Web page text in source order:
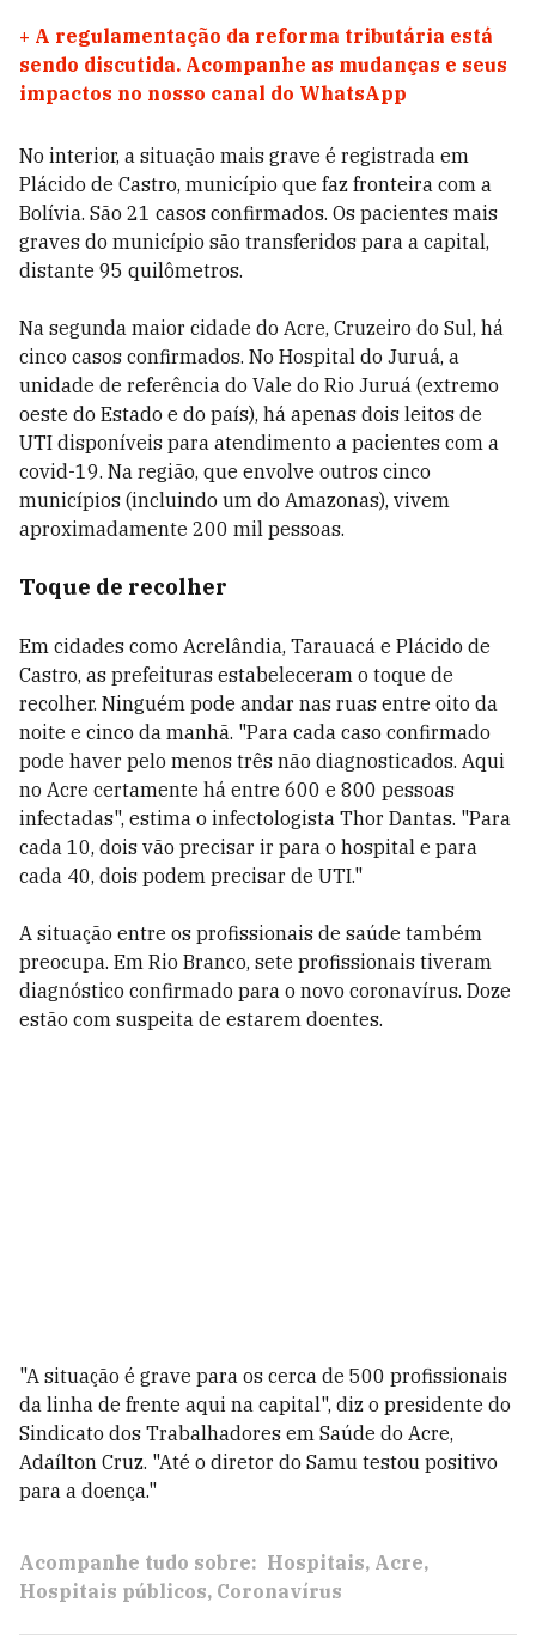
+ A regulamentação da reforma tributária está
sendo discutida. Acompanhe as mudanças e seus
impactos no nosso canal do WhatsApp
No interior, a situação mais grave é registrada em
Plácido de Castro, município que faz fronteira com a
Bolívia. São 21 casos confirmados. Os pacientes mais
graves do município são transferidos para a capital,
distante 95 quilômetros.
Na segunda maior cidade do Acre, Cruzeiro do Sul, há
cinco casos confirmados. No Hospital do Juruá, a
unidade de referência do Vale do Rio Juruá (extremo
oeste do Estado e do país), há apenas dois leitos de
UTI disponíveis para atendimento a pacientes com a
covid-19. Na região, que envolve outros cinco
municípios (incluindo um do Amazonas), vivem
aproximadamente 200 mil pessoas.
Toque de recolher
Em cidades como Acrelândia, Tarauacá e Plácido de
Castro, as prefeituras estabeleceram o toque de
recolher. Ninguém pode andar nas ruas entre oito da
noite e cinco da manhã. "Para cada caso confirmado
pode haver pelo menos três não diagnosticados. Aqui
no Acre certamente há entre 600 e 800 pessoas
infectadas", estima o infectologista Thor Dantas. "Para
cada 10, dois vão precisar ir para o hospital e para
cada 40, dois podem precisar de UTI."
A situação entre os profissionais de saúde também
preocupa. Em Rio Branco, sete profissionais tiveram
diagnóstico confirmado para o novo coronavírus. Doze
estão com suspeita de estarem doentes.
"A situação é grave para os cerca de 500 profissionais
da linha de frente aqui na capital", diz o presidente do
Sindicato dos Trabalhadores em Saúde do Acre,
Adaílton Cruz. "Até o diretor do Samu testou positivo
para a doença."
Acompanhe tudo sobre: Hospitais Acre
Hospitais públicos Coronavírus